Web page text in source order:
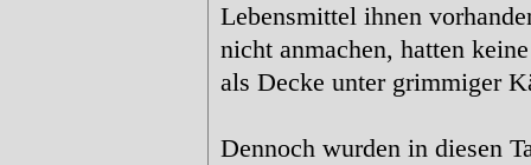
Lebensmittel ihnen
nicht anmachen, hatten
als Decke unter grimmiger
Dennoch wurden in diesen